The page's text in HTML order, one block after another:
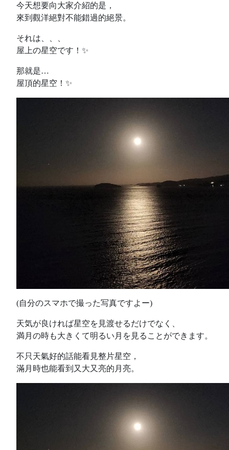
今天想要向大家介紹的是，
來到觀洋絕對不能錯過的絕景。
それは、、、
屋上の星空です！✨
那就是…
屋頂的星空！✨
(自分のスマホで撮った写真ですよー)
天気が良ければ星空を見渡せるだけでなく、
満月の時も大きくて明るい月を見ることができます。
不只天氣好的話能看見整片星空，
滿月時也能看到又大又亮的月亮。